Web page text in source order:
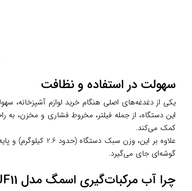
سهولت در استفاده و نظافت
این دستگاه، از جمله فیلتر، مخروط فشاری و مخزن، به
کمک می‌کند.
علاوه بر این،
گوشه‌ای جای می‌گیرد.
چرا آب مرکبات‌گیری اسمگ مدل CJF11 را انتخاب کنیم؟